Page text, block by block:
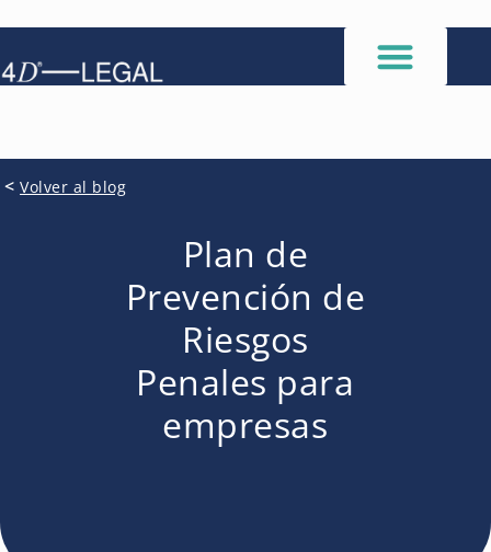
< Volver al blog
Plan de
Prevención de
Riesgos
Penales para
empresas